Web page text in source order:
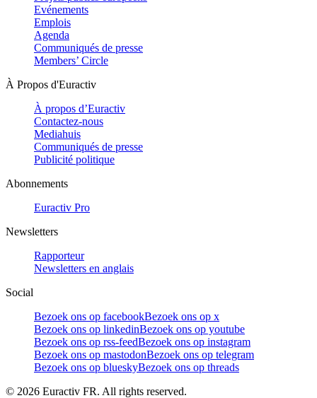
Evénements
Emplois
Agenda
Communiqués de presse
Members’ Circle
À Propos d'Euractiv
À propos d’Euractiv
Contactez-nous
Mediahuis
Communiqués de presse
Publicité politique
Abonnements
Euractiv Pro
Newsletters
Rapporteur
Newsletters en anglais
Social
Bezoek ons op facebookBezoek ons op x
Bezoek ons op linkedinBezoek ons op youtube
Bezoek ons op rss-feedBezoek ons op instagram
Bezoek ons op mastodonBezoek ons op telegram
Bezoek ons op blueskyBezoek ons op threads
© 2026 Euractiv FR. All rights reserved.